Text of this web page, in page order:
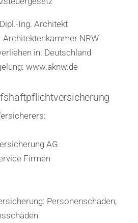
Ing. Architekt
NRW
in: Deutschland
www.aknw.de
AG
Firmen
Personenschaden,